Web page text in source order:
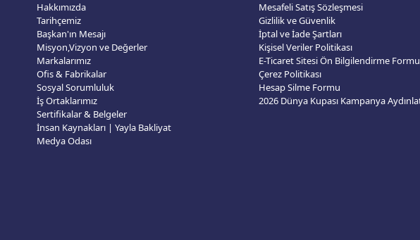
Hakkımızda
Tarihçemiz
Başkan'ın Mesajı
Misyon,Vizyon ve Değerler
Markalarımız
Ofis & Fabrikalar
Sosyal Sorumluluk
İş Ortaklarımız
Sertifikalar & Belgeler
İnsan Kaynakları | Yayla Bakliyat
Medya Odası
Mesafeli Satış Sözleşmesi
Gizlilik ve Güvenlik
İptal ve İade Şartları
Kişisel Veriler Politikası
E-Ticaret Sitesi Ön Bilgilendirme Formu
Çerez Politikası
Hesap Silme Formu